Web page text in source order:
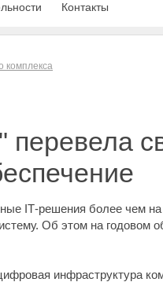
Контакты
комплекса
перевела
IТ-решения более чем
Об этом на
инфраструктура